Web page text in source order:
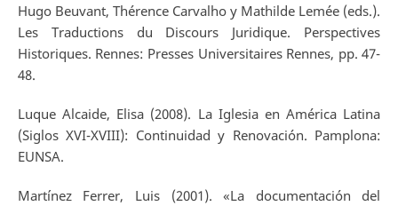
Hugo Beuvant, Thérence Carvalho y Mathilde Lemée (eds.).
Les Traductions du Discours Juridique. Perspectives
Historiques. Rennes: Presses Universitaires Rennes, pp. 47-
48.
Luque Alcaide, Elisa (2008). La Iglesia en América Latina
(Siglos XVI-XVIII): Continuidad y Renovación. Pamplona:
EUNSA.
Martínez Ferrer, Luis (2001). «La documentación del